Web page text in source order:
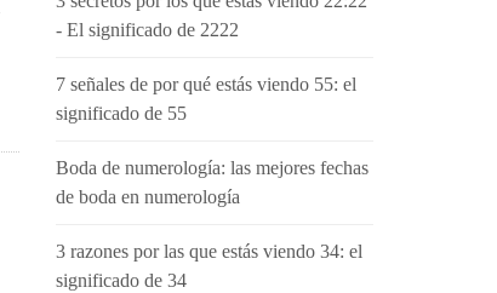
- El significado de 2222
7 señales de por qué estás viendo 55: el
significado de 55
Boda de numerología: las mejores fechas
de boda en numerología
3 razones por las que estás viendo 34: el
significado de 34